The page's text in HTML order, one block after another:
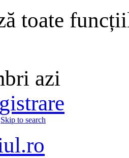
toate
azi
Skip to search